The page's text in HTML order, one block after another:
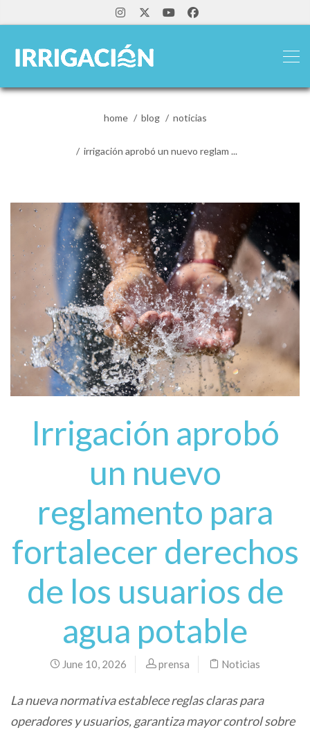
home blog noticias
irrigación aprobó un nuevo reglam ...
Irrigación aprobó
un nuevo
reglamento para
fortalecer derechos
de los usuarios de
agua potable
June 10, 2026 prensa Noticias
La nueva normativa establece reglas claras para
operadores y usuarios, garantiza mayor control sobre